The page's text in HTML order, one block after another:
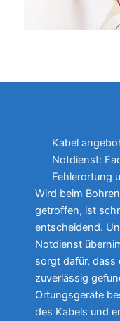
Kabel
Notdienst:
Fehlerortung
Wird beim
getroffen, ist
entscheidend.
Notdienst
sorgt dafür, dass
zuverlässig
Ortungsgeräte
des Kabels und